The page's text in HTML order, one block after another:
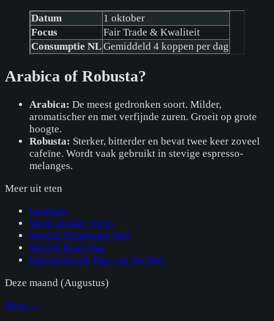
Datum
1 oktober
Focus
Fair Trade & Kwaliteit
Consumptie NLGemiddeld 4 koppen per dag
Arabica of Robusta?
Arabica: De meest gedronken soort. Milder,
aromatischer en met verfijnde zuren. Groeit op grote
hoogte.
Robusta: Sterker, bitterder en bevat twee keer zoveel
cafeïne. Wordt vaak gebruikt in stevige espresso-
melanges.
Meer uit eten
Graskaas
Week Zonder Vlees
Wereld Veganisme Dag
Wereld Pasta Dag
Internationale Dag van het Bier
Deze maand (Augustus)
Meer →